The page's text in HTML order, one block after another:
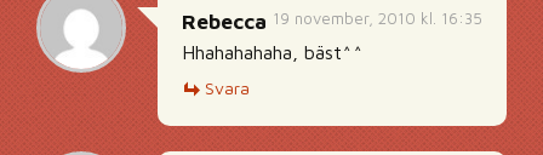
19 november, 2010 kl. 16:35
Rebecca
Hhahahahaha, bäst^^
Svara